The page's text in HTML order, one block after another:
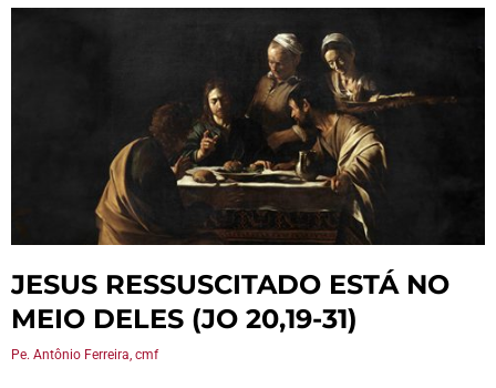
JESUS RESSUSCITADO ESTÁ NO
MEIO DELES (JO 20,19-31)
Pe. Antônio Ferreira, cmf